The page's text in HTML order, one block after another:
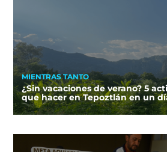
MIENTRAS TANTO
¿Sin vacaciones de verano? 5
que hacer en Tepoztlán en un